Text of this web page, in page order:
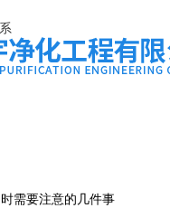
需要注意的几件事